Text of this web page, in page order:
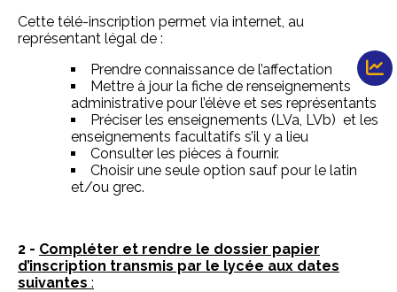
Cette télé-inscription permet via internet, au
représentant légal de :
Prendre connaissance de l’affectation
Mettre à jour la fiche de renseignements
administrative pour l’élève et ses représentants
Préciser les enseignements (LVa, LVb) et les
enseignements facultatifs s’il y a lieu
Consulter les pièces à fournir.
Choisir une seule option sauf pour le latin
et/ou grec.
2 - Compléter et rendre le dossier papier
d’inscription transmis par le lycée aux dates
suivantes :